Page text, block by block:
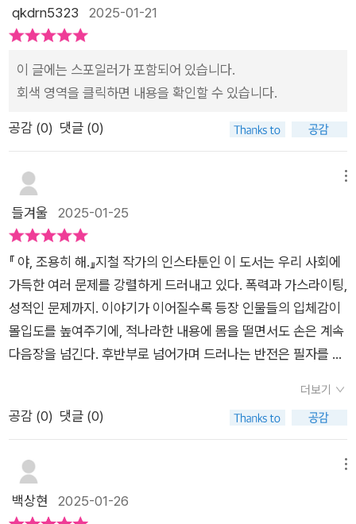
의 세미누드 사진을 전남친이 멋대로 사진전에 출품한 트라우마
구 은쑤님은 친구도, 예비신랑도, 가족도 들어주지 않던 내 얘길
들어준다. 이야기는 진행될수록 반전을 거듭한다. 그래서 기대보
다 더 재미있게 볼 수 있었다. 무엇보다 이 툰에서 나오는 모든 인
내가 알고 있는 사람들의 모습이 그들의 전부는 아니라는 것. 어
디선가 들어본 적이 있다. 내가 어떤 사람을 좋은 사람이라고 판
단한다면, 그 사람의 좋은 모습만 본 것이고 나쁜 사람이라고 판
단한다면, 그 사람의 나쁜 모습만 본 것일 뿐이라고. 그동안 저
는… 저를 존중하지 않는 사람들에게 제 잘못이 아닌 걸 사과했어
요.167p그때 알았어요. 나를 진심으로 위해주는 건 은쑤도 통훈
도 아니라 바로 나라는 걸요. 268p저는 오로지 나비님에게만 관
심이 있어요. 그 누구의 감정도 가치판단도 아닌, 나비님이 느끼
비님 마음이 하는 말을 들어보면 어떨까요? 282p 처음엔 유명한
드라마의 주인공 이름이나 작품 전시라는 포인트가 닮았다고 생
각했는데, 마지막에 그 부분에 대한 작가님의 해명이 담겨있었다.
무엇보다 놀랐던 점은, 작가님이 지철이라고 하셔서 막연히 남자
겠지라고 생각했는데 여자였던 점. 그리고 이 스토리의 토대가 되
는 대부분의 사건들이 작가님이 실제 경험했었던 일이라는 점이
qkdrn5323 2025-01-21
이 글에는 스포일러가 포함되어 있습니다.
회색 영역을 클릭하면 내용을 확인할 수 있습니다.
공감 (0) 댓글 (0)
들겨울 2025-01-25
『 야, 조용히 해.』지철 작가의 인스타툰인 이 도서는 우리 사회에
가득한 여러 문제를 강렬하게 드러내고 있다. 폭력과 가스라이팅,
성적인 문제까지. 이야기가 이어질수록 등장 인물들의 입체감이
몰입도를 높여주기에, 적나라한 내용에 몸을 떨면서도 손은 계속
다음장을 넘긴다. 후반부로 넘어가며 드러나는 반전은 필자를 깊
렇지 않을 수도 있다는 것은 온전히 깨닫기 어려운 부분이다. 한
발자국 물러나 주변 상황을 살피는 것이 중요하다는 것을 다시금
더보기
공감 (0) 댓글 (0)
백상현 2025-01-26